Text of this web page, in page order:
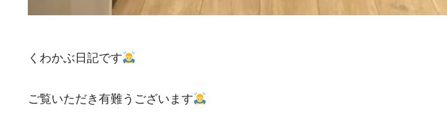
くわかぶ日記です
ご覧いただき有難うございます